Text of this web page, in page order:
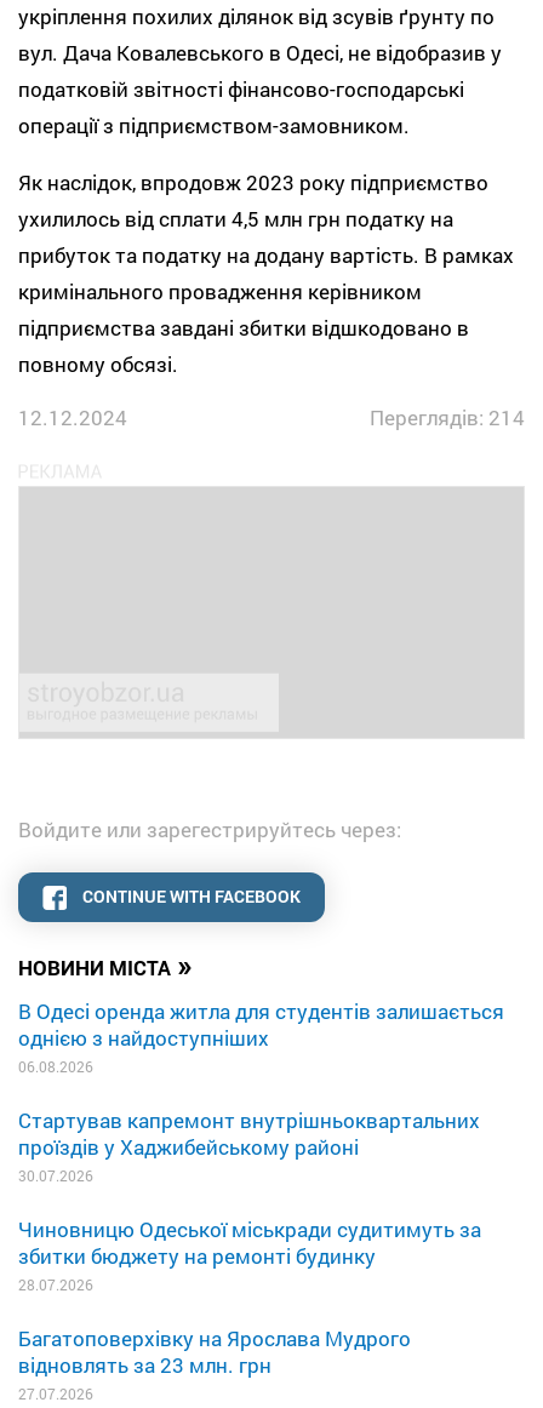
НОВИНИ МІСТА »
В Одесі оренда житла для студентів залишається
однією з найдоступніших
06.08.2026
Стартував капремонт внутрішньоквартальних
проїздів у Хаджибейському районі
30.07.2026
Чиновницю Одеської міськради судитимуть за
збитки бюджету на ремонті будинку
28.07.2026
Багатоповерхівку на Ярослава Мудрого
відновлять за 23 млн. грн
27.07.2026
укріплення похилих ділянок від зсувів ґрунту по
вул. Дача Ковалевського в Одесі, не відобразив у
податковій звітності фінансово-господарські
операції з підприємством-замовником.
Як наслідок, впродовж 2023 року підприємство
ухилилось від сплати 4,5 млн грн податку на
прибуток та податку на додану вартість. В рамках
кримінального провадження керівником
підприємства завдані збитки відшкодовано в
повному обсязі.
12.12.2024
Переглядів: 214
Войдите или зарегестрируйтесь через:
CONTINUE WITH FACEBOOK